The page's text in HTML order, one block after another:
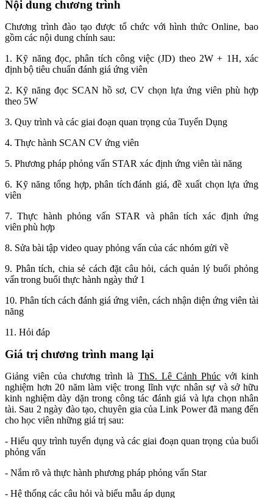
Nội dung chương trình
Chương trình đào tạo được tổ chức với hình thức Online, bao
gồm các nội dung chính sau:
1. Kỹ năng đọc, phân tích công việc (JD) theo 2W + 1H, xác
định bộ tiêu chuẩn đánh giá ứng viên
2. Kỹ năng đọc SCAN hồ sơ, CV chọn lựa ứng viên phù hợp
theo 5W
3. Quy trình và các giai đoạn quan trọng của Tuyển Dụng
4. Thực hành SCAN CV ứng viên
5. Phương pháp phỏng vấn STAR xác định ứng viên tài năng
6. Kỹ năng tổng hợp, phân tích đánh giá, đề xuất chọn lựa ứng
viên
7. Thực hành phỏng vấn STAR và phân tích xác định ứng
viên phù hợp
8. Sửa bài tập video quay phỏng vấn của các nhóm gửi về
9. Phân tích, chia sẻ cách đặt câu hỏi, cách quản lý buổi phỏng
vấn trong buổi thực hành ngày thứ 1
10. Phân tích cách đánh giá ứng viên, cách nhận diện ứng viên tài
năng
11. Hỏi đáp
Giá trị chương trình mang lại
Giảng viên của chương trình là ThS. Lê Cảnh Phúcvới kinh
nghiệm hơn 20 năm làm việc trong lĩnh vực nhân sự và sở hữu
kinh nghiệm dày dặn trong công tác đánh giá và lựa chọn nhân
tài. Sau 2 ngày đào tạo, chuyên gia của Link Power đã mang đến
cho học viên những giá trị sau:
- Hiểu quy trình tuyển dụng và các giai đoạn quan trọng của buổi
phỏng vấn
- Nắm rõ và thực hành phương pháp phỏng vấn Star
- Hệ thống các câu hỏi và biểu mẫu áp dụng